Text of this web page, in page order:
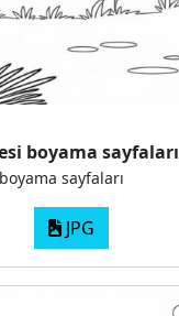
boyama sayfaları
sayfaları
JPG